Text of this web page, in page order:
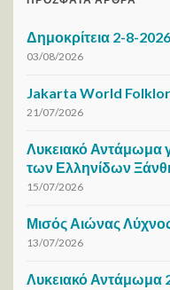
Δημοκρίτεια 2-8-2026
03/08/2026
Jakarta World
21/07/2026
Λυκειακό Αντάμωμα
των Ελληνίδων
15/07/2026
Μισός Αιώνας
13/07/2026
Λυκειακό Αντάμωμα